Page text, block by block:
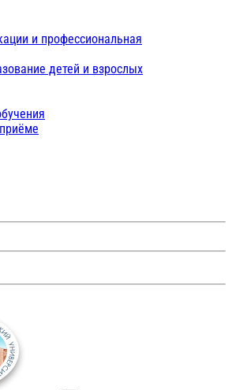
и профессиональная
детей и взрослых